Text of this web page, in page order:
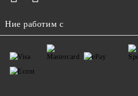
Ние работим с